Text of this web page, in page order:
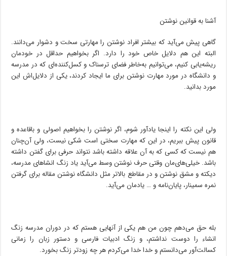
آشنا به قوانین نوشتن
گاهی پیش می‌آید که بیشتر افراد نوشتن را مهارتی سخت و دشوار می‌دانند.
البته این هم دلایل خاص خود را دارد. اگر بخواهیم حداقل در خودمان
ریشه‌یابی کنیم، می‌توانیم به‌خاطر فضای ترسناک و کسل‌کننده‌ای که در مدرسه
و دانشگاه در مورد مهارت نوشتن برای ما ایجاد کردند، یکی از دلایل‌اش این
مورد بدانید.
ولی این نکته را اینجا یادآور شوم، اگر نوشتن را بخواهیم اصولی و با‌قاعده و
قانون پیش ببریم، در این که مهارت سختی است شکی نیست، ولی آن‌چنان
هم نیست که کسی که به آن علاقه‌ داشته باشد نتواند حرفی برای گفتن داشته
باشد. خیلی‌های‌مان وقتی حرف نوشتن وسط می‌آید یاد زنگ انشاهای مدرسه،
دیکته و مشق نوشتن و در مقاطع بالاتر مثل دانشگاه نوشتن مقاله برای گرفتن
نمره سمینار، پایان‌نامه و … یادمان می‌آید.
بله حق می‌دهم چون من هم یکی از آنهایی هستم که در دوران مدرسه زنگ
انشاء را دوست نداشتم، و زنگ ادبیات فارسی و دستور زبان را زمانی
کسالت‌آور می‌دانستم و خدا خدا می‌کردم هر چه زودتر زنگ بخورد.